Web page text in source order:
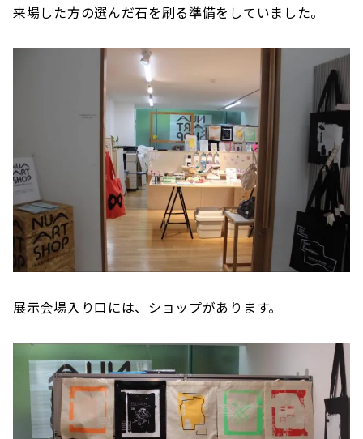
来場した方の選んだ石を刷る準備をしていました。
展示会場入り口には、ショップがあります。